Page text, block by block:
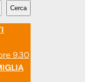
Cerca
9.30